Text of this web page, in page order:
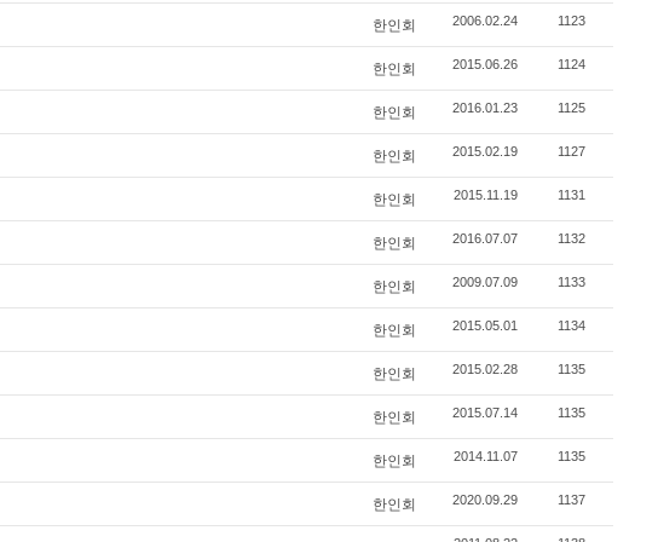
한인회 2006.02.24 1123
한인회 2015.06.26 1124
한인회 2016.01.23 1125
한인회 2015.02.19 1127
한인회 2015.11.19 1131
한인회 2016.07.07 1132
한인회 2009.07.09 1133
한인회 2015.05.01 1134
한인회 2015.02.28 1135
한인회 2015.07.14 1135
한인회 2014.11.07 1135
한인회 2020.09.29 1137